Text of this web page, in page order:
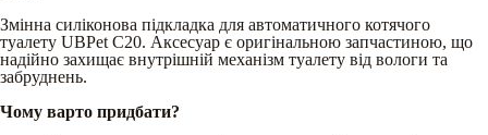
Змінна силіконова підкладка для автоматичного котячого
туалету UBPet C20. Аксесуар є оригінальною запчастиною, що
надійно захищає внутрішній механізм туалету від вологи та
забруднень.
Чому варто придбати?